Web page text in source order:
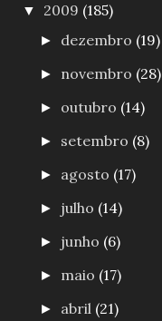
▼ 2009 (185)
► dezembro (19)
► novembro (28)
► outubro (14)
► setembro (8)
► agosto (17)
► julho (14)
► junho (6)
► maio (17)
► abril (21)